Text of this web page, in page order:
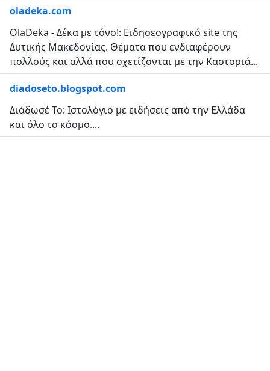
oladeka.com
OlaDeka - Δέκα με τόνο!: Ειδησεογραφικό site της
Δυτικής Μακεδονίας. Θέματα που ενδιαφέρουν
πολλούς και αλλά που σχετίζονται με την Καστοριά...
diadoseto.blogspot.com
Διάδωσέ Το: Ιστολόγιο με ειδήσεις από την Ελλάδα
και όλο το κόσμο....